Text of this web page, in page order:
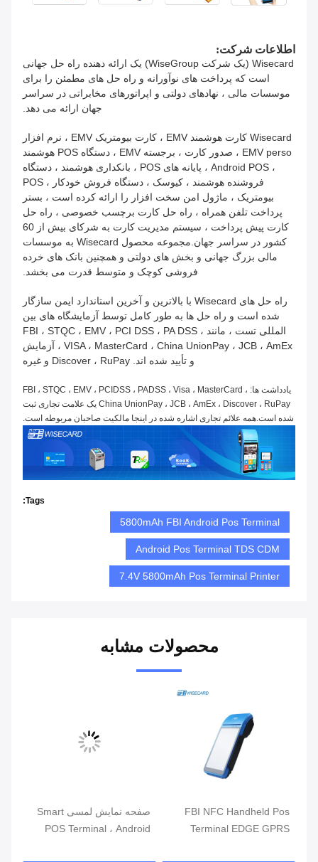
اطلاعات شرکت:
Wisecard (یک شرکت WiseGroup) یک ارائه دهنده راه حل جهانی
است که پرداخت های نوآورانه و راه حل های مطمئن را برای
موسسات مالی ، نهادهای دولتی و اپراتورهای مخابراتی در سراسر
جهان ارائه می دهد.
Wisecard کارت هوشمند EMV ، کارت بیومتریک EMV ، نرم افزار
EMV perso ، صدور کارت ، برجسته EMV ، دستگاه POS هوشمند
، Android POS ، پایانه های POS ، بانکداری هوشمند ، دستگاه
فروشنده هوشمند ، کیوسک ، دستگاه فروش خودکار ، POS
بیومتریک ، ماژول امن سخت افزار را ارائه کرده است ، بستر
پرداخت تلفن همراه ، راه حل کارت برچسب خصوصی ، راه حل
کارت پیش پرداخت ، سیستم مدیریت کارت به شرکای بیش از 60
کشور در سراسر جهان.مجموعه محصول Wisecard به موسسات
مالی بزرگ جهانی و بخش های دولتی و همچنین بانک های خرده
فروشی کوچک و متوسط ​​قدرت می بخشد.
راه حل های Wisecard با بالاترین و آخرین استاندارد ایمن سازگار
شده است و راه حل ها به طور کامل توسط آزمایشگاه های بین
المللی تست ، مانند FBI ، STQC ، EMV ، PCI DSS ، PA DSS ،
VISA ، MasterCard ، China UnionPay ، JCB ، AmEx ، آزمایش
و تأیید شده اند. Discover ، RuPay و غیره
یادداشت ها: FBI ، STQC ، EMV ، PCIDSS ، PADSS ، Visa ، MasterCard ،
China UnionPay ، JCB ، AmEx ، Discover ، RuPay یک علامت تجاری ثبت
شده است.همه علائم تجاری اشاره شده در اینجا مالکیت صاحبان مربوطه است.
Tags:
5800mAh FBI Android Pos Terminal
Android Pos Terminal TDS CDM
7.4V 5800mAh Pos Terminal Printer
محصولات مشابه
FBI NFC Handheld Pos
Terminal EDGE GPRS
صفحه نمایش لمسی Smart
POS Terminal ، Android